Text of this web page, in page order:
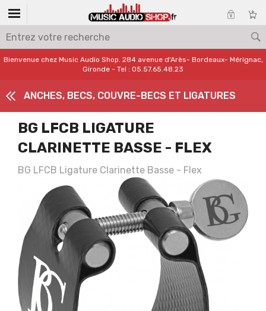
Bienvenue chez Music Audio Shop. 284 avenue d'Arès- Bordeaux- Mérignac,
Gironde - Tel : 05.57.65.48.23
ANCHES, BECS, COUVRE-BECS ET LIGATURES
BG LFCB LIGATURE
CLARINETTE BASSE - FLEX
BG LFCB Ligature Clarinette Basse - Flex